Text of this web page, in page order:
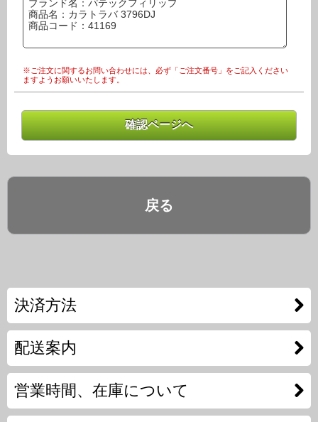
※ご注文に関するお問い合わせには、必ず「ご注文番号」をご記入ください
ますようお願いいたします。
戻る
決済方法
配送案内
営業時間、在庫について